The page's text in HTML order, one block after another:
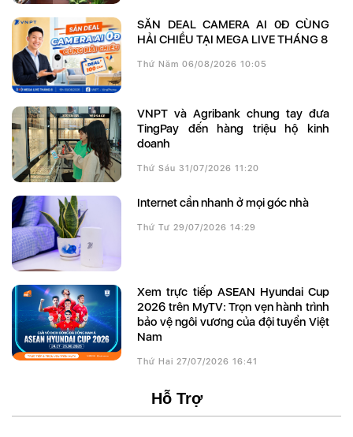
SĂN DEAL CAMERA AI 0Đ CÙNG
HẢI CHIỀU TẠI MEGA LIVE THÁNG 8
Thứ Năm 06/08/2026 10:05
VNPT và Agribank chung tay đưa
TingPay đến hàng triệu hộ kinh
doanh
Thứ Sáu 31/07/2026 11:20
Internet cần nhanh ở mọi góc nhà
Thứ Tư 29/07/2026 14:29
Xem trực tiếp ASEAN Hyundai Cup
2026 trên MyTV: Trọn vẹn hành trình
bảo vệ ngôi vương của đội tuyển Việt
Nam
Thứ Hai 27/07/2026 16:41
Hỗ Trợ